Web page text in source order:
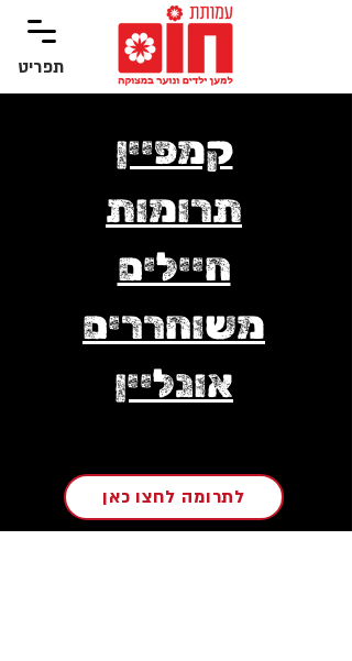
תפריט
קמפיין
תרומות
חיילים
משוחררים
אונליין
לתרומה לחצו כאן